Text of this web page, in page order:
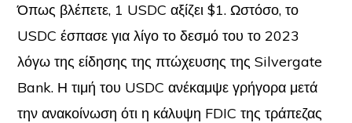
Όπως βλέπετε, 1 USDC αξίζει $1. Ωστόσο, το
USDC έσπασε για λίγο το δεσμό του το 2023
λόγω της είδησης της πτώχευσης της Silvergate
Bank. Η τιμή του USDC ανέκαμψε γρήγορα μετά
την ανακοίνωση ότι η κάλυψη FDIC της τράπεζας